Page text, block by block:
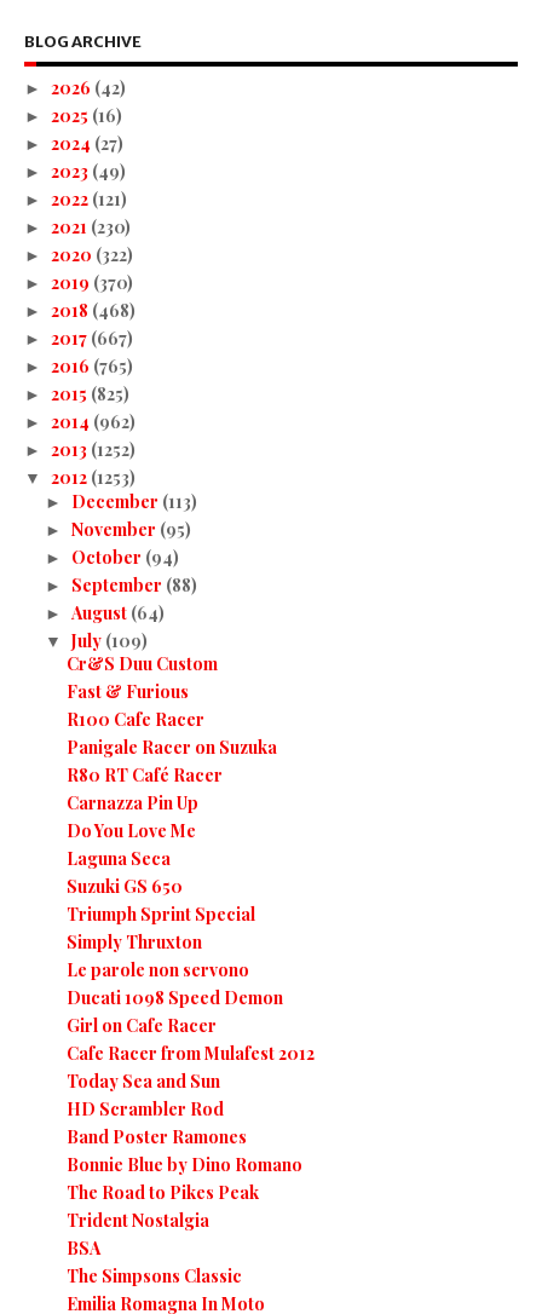
BLOG ARCHIVE
► 2026 (42)
► 2025 (16)
► 2024 (27)
► 2023 (49)
► 2022 (121)
► 2021 (230)
► 2020 (322)
► 2019 (370)
► 2018 (468)
► 2017 (667)
► 2016 (765)
► 2015 (825)
► 2014 (962)
► 2013 (1252)
▼ 2012 (1253)
► December (113)
► November (95)
► October (94)
► September (88)
► August (64)
▼ July (109)
Cr&S Duu Custom
Fast & Furious
R100 Cafe Racer
Panigale Racer on Suzuka
R80 RT Café Racer
Carnazza Pin Up
Do You Love Me
Laguna Seca
Suzuki GS 650
Triumph Sprint Special
Simply Thruxton
Le parole non servono
Ducati 1098 Speed Demon
Girl on Cafe Racer
Cafe Racer from Mulafest 2012
Today Sea and Sun
HD Scrambler Rod
Band Poster Ramones
Bonnie Blue by Dino Romano
The Road to Pikes Peak
Trident Nostalgia
BSA
The Simpsons Classic
Emilia Romagna In Moto